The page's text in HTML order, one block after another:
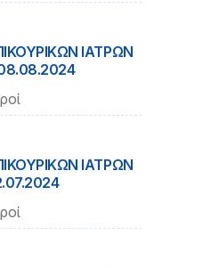
ΙΑΤΡΩΝ
ΙΑΤΡΩΝ